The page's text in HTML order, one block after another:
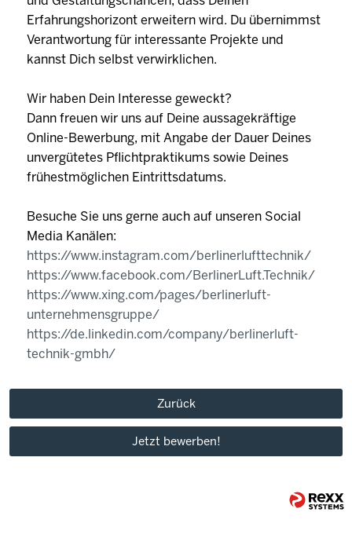
Erfahrungshorizont erweitern wird. Du übernimmst
Verantwortung für interessante Projekte und
kannst Dich selbst verwirklichen.
Wir haben Dein Interesse geweckt?
Dann freuen wir uns auf Deine aussagekräftige
Online-Bewerbung, mit Angabe der Dauer Deines
unvergütetes Pflichtpraktikums sowie Deines
frühestmöglichen Eintrittsdatums.
Besuche Sie uns gerne auch auf unseren Social
Media Kanälen:
https://www.instagram.com/berlinerlufttechnik/
https://www.facebook.com/BerlinerLuft.Technik/
https://www.xing.com/pages/berlinerluft-
unternehmensgruppe/
https://de.linkedin.com/company/berlinerluft-
technik-gmbh/
Zurück
Jetzt bewerben!